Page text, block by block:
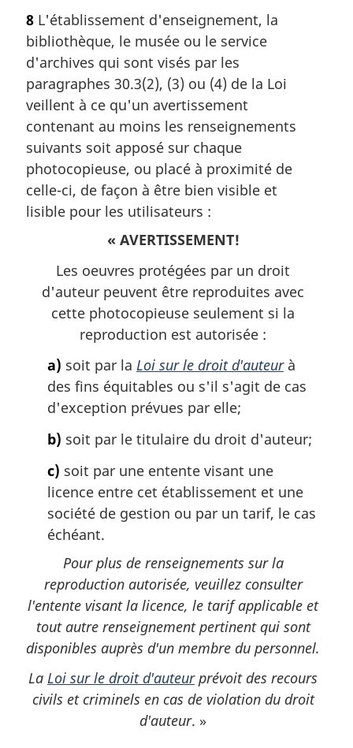
8 L'établissement d'enseignement, la
bibliothèque, le musée ou le service
d'archives qui sont visés par les
paragraphes 30.3(2), (3) ou (4) de la Loi
veillent à ce qu'un avertissement
contenant au moins les renseignements
suivants soit apposé sur chaque
photocopieuse, ou placé à proximité de
celle-ci, de façon à être bien visible et
lisible pour les utilisateurs :
« AVERTISSEMENT!
Les oeuvres protégées par un droit
d'auteur peuvent être reproduites avec
cette photocopieuse seulement si la
reproduction est autorisée :
a) soit par la Loi sur le droit d'auteurà
des fins équitables ou s'il s'agit de cas
d'exception prévues par elle;
b) soit par le titulaire du droit d'auteur;
c) soit par une entente visant une
licence entre cet établissement et une
société de gestion ou par un tarif, le cas
échéant.
Pour plus de renseignements sur la
reproduction autorisée, veuillez consulter
l'entente visant la licence, le tarif applicable et
tout autre renseignement pertinent qui sont
disponibles auprès d'un membre du personnel.
La Loi sur le droit d'auteurprévoit des recours
civils et criminels en cas de violation du droit
d'auteur. »